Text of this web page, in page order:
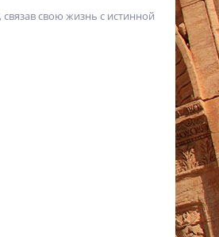
свою жизнь с истинной